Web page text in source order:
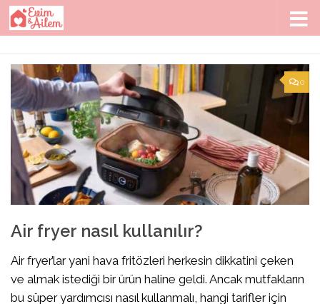
Skip to content
0
Air fryer nasıl kullanılır?
Air fryer’lar yani hava fritözleri herkesin dikkatini çeken
ve almak istediği bir ürün haline geldi. Ancak mutfakların
bu süper yardımcısı nasıl kullanmalı, hangi tarifler için